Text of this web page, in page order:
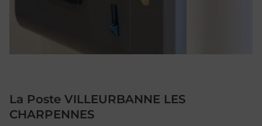
La Poste VILLEURBANNE LES
CHARPENNES